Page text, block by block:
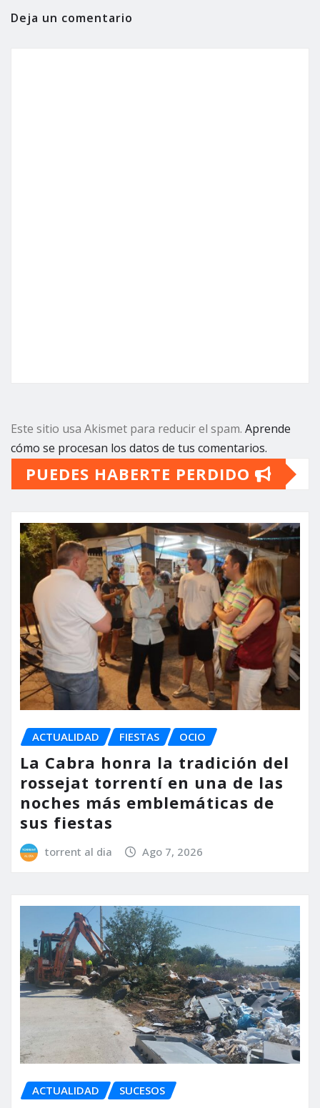
Deja un comentario
Este sitio usa Akismet para reducir el spam. Aprende
cómo se procesan los datos de tus comentarios.
PUEDES HABERTE PERDIDO
ACTUALIDAD FIESTAS OCIO
La Cabra honra la tradición del
rossejat torrentí en una de las
noches más emblemáticas de
sus fiestas
torrent al dia Ago 7, 2026
ACTUALIDAD SUCESOS